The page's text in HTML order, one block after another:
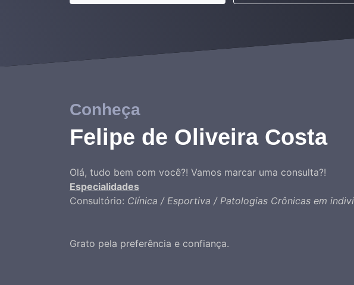
Conheça
Felipe de Oliveira Costa
Olá, tudo bem com você?! Vamos marcar uma consulta?!
Especialidades
Consultório: Clínica / Esportiva / Patologias Crônicas em
Grato pela preferência e confiança.